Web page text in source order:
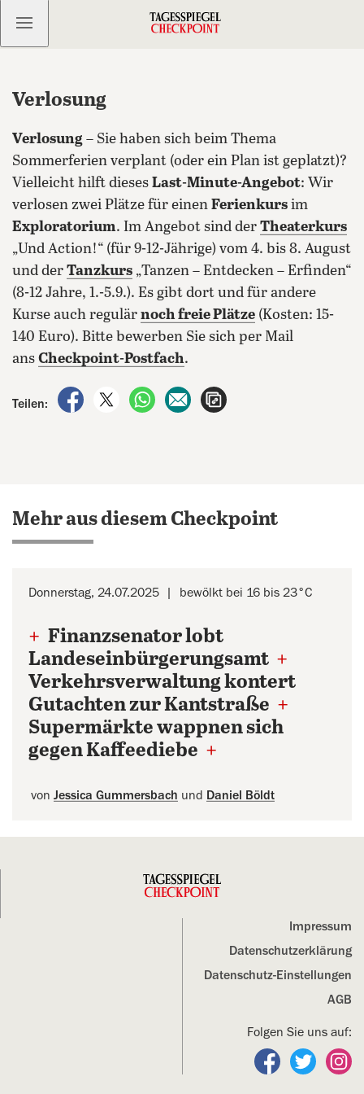
Kostenlos anmelden
Verlosung
Verlosung – Sie haben sich beim Thema
Sommerferien verplant (oder ein Plan ist geplatzt)?
Vielleicht hilft dieses Last-Minute-Angebot: Wir
verlosen zwei Plätze für einen Ferienkurs im
Exploratorium. Im Angebot sind der Theaterkurs
„Und Action!“ (für 9-12-Jährige) vom 4. bis 8. August
und der Tanzkurs „Tanzen – Entdecken – Erfinden“
(8-12 Jahre, 1.-5.9.). Es gibt dort und für andere
Kurse auch regulär noch freie Plätze (Kosten: 15-
140 Euro). Bitte bewerben Sie sich per Mail
ans Checkpoint-Postfach.
Teilen:
auf Facebook teilen
auf X teilenper WhatsApp teilen
per E-Mail teilen
Mehr aus diesem Checkpoint
Donnerstag, 24.07.2025 bewölkt bei 16 bis 23°C
+ Finanzsenator lobt
Landeseinbürgerungsamt +
Verkehrsverwaltung kontert
Gutachten zur Kantstraße +
Supermärkte wappnen sich
gegen Kaffeediebe +
von Jessica Gummersbach und Daniel Böldt
Impressum
Datenschutz­erklärung
Datenschutz-Einstellungen
AGB
Folgen Sie uns auf:
Folgen Sie